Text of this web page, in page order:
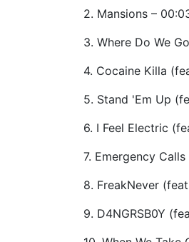
2. Mansions –
3. Where Do We
4. Cocaine Killa
5. Stand 'Em Up
6. I Feel Electric
7. Emergency
8. FreakNever
9. D4NGRSB0Y